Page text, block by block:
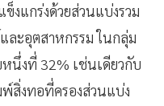
งแกร่งด้วยส่วนแบ่งรวม
ะอุตสาหกรรม ในกลุ่ม
นึ่งที่ 32% เช่นเดียวกับ
สิ่งทอที่ครองส่วนแบ่ง